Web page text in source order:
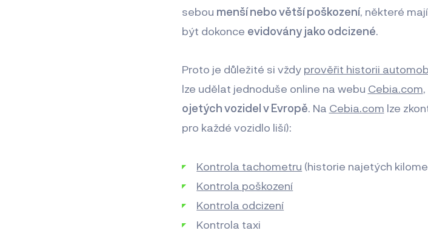
sebou menší nebo větší poškození, některé mají
být dokonce evidovány jako odcizené.
Proto je důležité si vždy prověřit historii
lze udělat jednoduše online na webu Cebia.com
ojetých vozidel v Evropě. Na Cebia.com lze
pro každé vozidlo liší):
Kontrola tachometru (historie najetých
Kontrola poškození
Kontrola odcizení
Kontrola taxi